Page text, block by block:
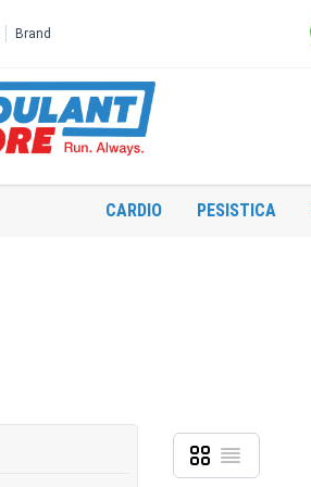
Brand
CARDIO PESISTICA
Mostra come
Griglia
Lista